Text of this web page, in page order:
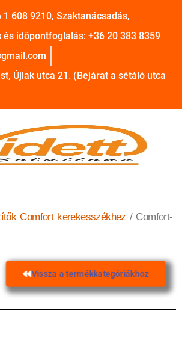
1 608 9210, Szaktanácsadás,
és időpontfoglalás: +36 20 383 8359
Újlak utca 21. (Bejárat a sétáló utca
Comfort kerekesszékhez / Comfort-
Vissza a termékkategóriákhoz